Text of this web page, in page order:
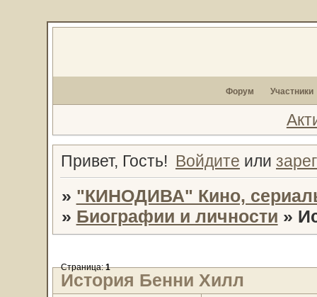
Форум Участники
Привет, Гость! Войдите или
» "КИНОДИВА" Кино,
» Биографии и личности »
История Бенни Хилл
Страница:1